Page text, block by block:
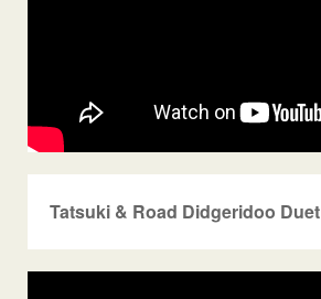
Tatsuki & Road Didgeridoo Duet